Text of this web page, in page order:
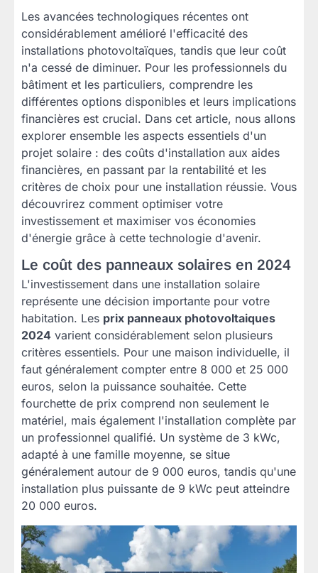
Les avancées technologiques récentes ont
considérablement amélioré l'efficacité des
installations photovoltaïques, tandis que leur coût
n'a cessé de diminuer. Pour les professionnels du
bâtiment et les particuliers, comprendre les
différentes options disponibles et leurs implications
financières est crucial. Dans cet article, nous allons
explorer ensemble les aspects essentiels d'un
projet solaire : des coûts d'installation aux aides
financières, en passant par la rentabilité et les
critères de choix pour une installation réussie. Vous
découvrirez comment optimiser votre
investissement et maximiser vos économies
d'énergie grâce à cette technologie d'avenir.
Le coût des panneaux solaires en 2024
L'investissement dans une installation solaire
représente une décision importante pour votre
habitation. Les prix panneaux photovoltaiques
2024 varient considérablement selon plusieurs
critères essentiels. Pour une maison individuelle, il
faut généralement compter entre 8 000 et 25 000
euros, selon la puissance souhaitée. Cette
fourchette de prix comprend non seulement le
matériel, mais également l'installation complète par
un professionnel qualifié. Un système de 3 kWc,
adapté à une famille moyenne, se situe
généralement autour de 9 000 euros, tandis qu'une
installation plus puissante de 9 kWc peut atteindre
20 000 euros.